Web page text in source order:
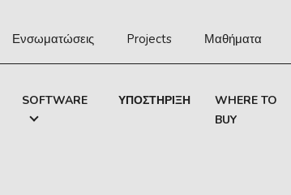
Ενσωματώσεις Projects Μαθήματα
SOFTWARE ΥΠΟΣΤΉΡΙΞΗ
WHERE TO
BUY